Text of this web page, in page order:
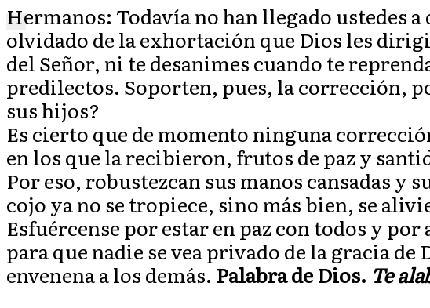
X
Hermanos: Todavía no han llegado ustedes
olvidado de la exhortación que Dios les
del Señor, ni te desanimes cuando te
predilectos. Soporten, pues, la corrección,
sus hijos?
Es cierto que de momento ninguna
en los que la recibieron, frutos de paz y
Por eso, robustezcan sus manos cansadas
cojo ya no se tropiece, sino más bien, se
Esfuércense por estar en paz con todos y
para que nadie se vea privado de la gracia
envenena a los demás. Palabra de Dios. Te